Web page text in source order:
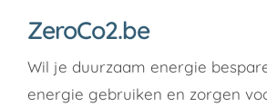
ZeroCo2.be
Wil je duurzaam energie
energie gebruiken en zorgen